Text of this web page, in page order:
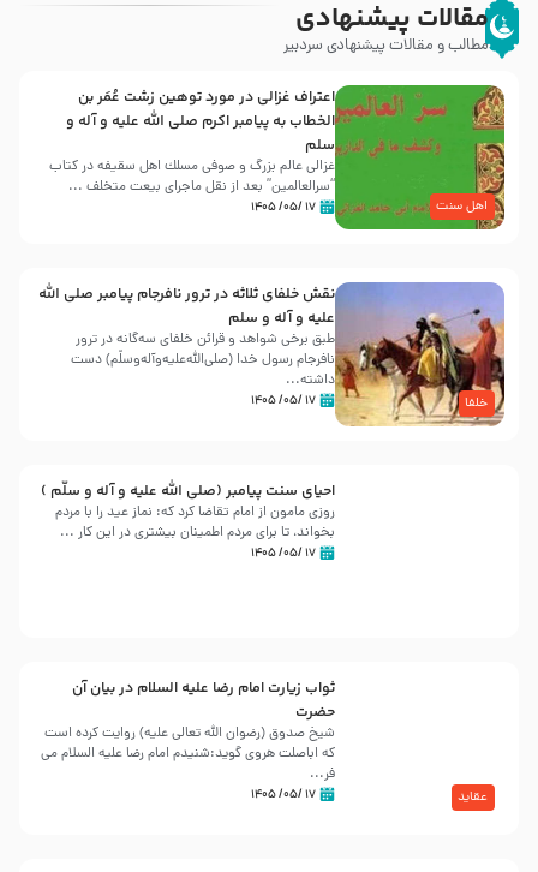
مقالات پیشنهادی
مطالب و مقالات پیشنهادی سردبیر
اهل سنت
اعتراف غزالی در مورد توهین زشت عُمَر بن
الخطاب به پیامبر اکرم صلی الله علیه و آله و
سلم
غزالی عالم بزرگ و صوفی مسلك اهل سقيفه در کتاب
“سرالعالمین” بعد از نقل ماجرای بیعت متخلف ...
۱۷ /۰۵/ ۱۴۰۵
خلفا
نقش خلفای ثلاثه در ترور نافرجام پیامبر صلی الله
علیه و آله و سلم
طبق برخی شواهد و قرائن خلفای سه‌گانه در ترور
نافرجام رسول خدا (صلی‌الله‌علیه‌و‌آله‌وسلّم) دست
داشته‌...
۱۷ /۰۵/ ۱۴۰۵
احیای سنت پیامبر (صلی الله علیه و آله و سلّم )
روزی مامون از امام تقاضا کرد که: نماز عید را با مردم
بخواند، تا برای مردم اطمینان بیشتری در این کار ...
۱۷ /۰۵/ ۱۴۰۵
عقاید
ثواب زیارت امام رضا علیه السلام در بیان آن
حضرت
شیخ صدوق (رضوان الله تعالی علیه) روایت کرده است
که اباصلت هروی گوید:شنیدم امام رضا علیه السلام می
فر...
۱۷ /۰۵/ ۱۴۰۵